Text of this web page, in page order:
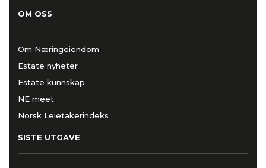
OM OSS
Om Næringeiendom
Estate nyheter
Estate kunnskap
NE meet
Norsk Leietakerindeks
SISTE UTGAVE